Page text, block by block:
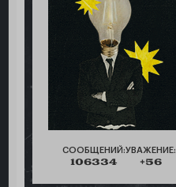
СООБЩЕНИЙ:
106334
УВАЖЕНИЕ:
+56